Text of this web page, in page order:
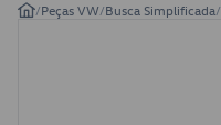
/Peças VW/Busca Simplificada/